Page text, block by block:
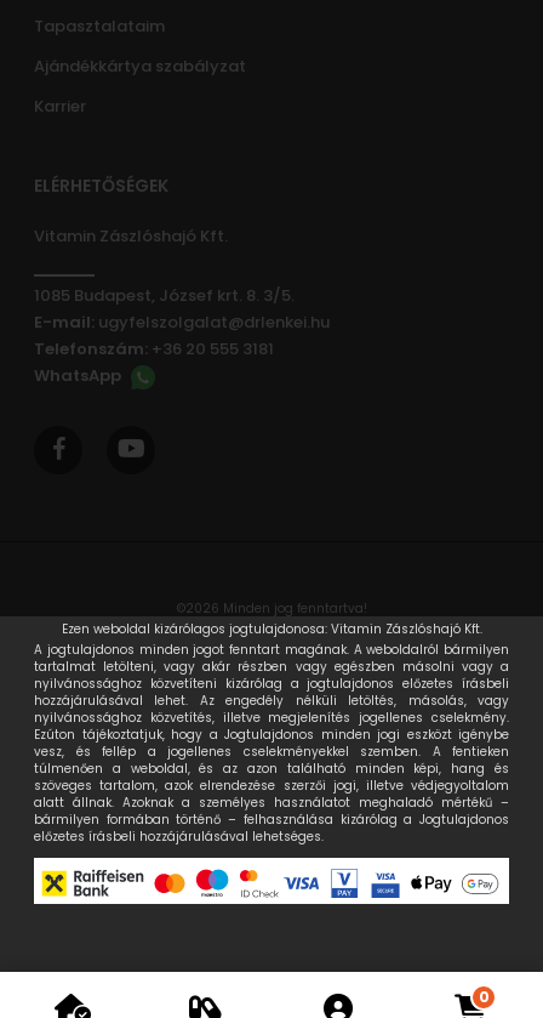
Tapasztalataim
Ajándékkártya szabályzat
Karrier
ELÉRHETŐSÉGEK
Vitamin Zászlóshajó Kft.
1085 Budapest, József krt. 8. 3/5.
E-mail: ugyfelszolgalat@drlenkei.hu
Telefonszám: +36 20 555 3181
WhatsApp
facebookyoutube
©2026 Minden jog fenntartva!
Ezen weboldal kizárólagos jogtulajdonosa: Vitamin Zászlóshajó Kft.
A jogtulajdonos minden jogot fenntart magának. A weboldalról bármilyen
tartalmat letölteni, vagy akár részben vagy egészben másolni vagy a
nyilvánossághoz közvetíteni kizárólag a jogtulajdonos előzetes írásbeli
hozzájárulásával lehet. Az engedély nélküli letöltés, másolás, vagy
nyilvánossághoz közvetítés, illetve megjelenítés jogellenes cselekmény.
Ezúton tájékoztatjuk, hogy a Jogtulajdonos minden jogi eszközt igénybe
vesz, és fellép a jogellenes cselekményekkel szemben. A fentieken
túlmenően a weboldal, és az azon található minden képi, hang és
szöveges tartalom, azok elrendezése szerzői jogi, illetve védjegyoltalom
alatt állnak. Azoknak a személyes használatot meghaladó mértékű –
bármilyen formában történő – felhasználása kizárólag a Jogtulajdonos
előzetes írásbeli hozzájárulásával lehetséges.
0